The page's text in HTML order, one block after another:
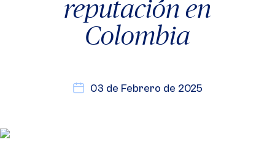
reputación en
Colombia
03 de Febrero de 2025